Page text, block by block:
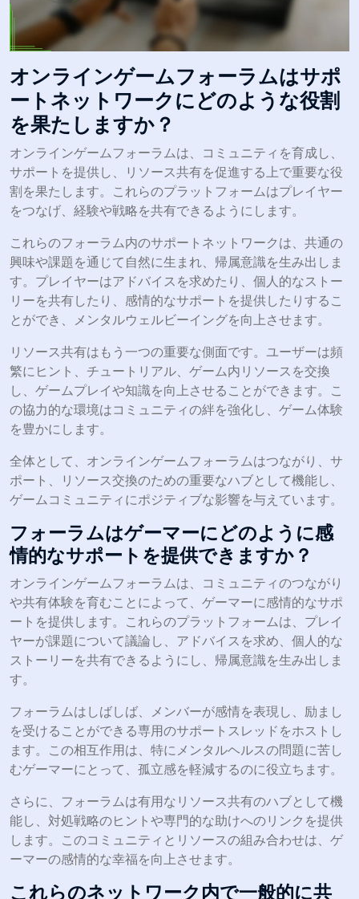
オンラインゲームフォーラムはサポ
ートネットワークにどのような役割
を果たしますか？
オンラインゲームフォーラムは、コミュニティを育成し、
サポートを提供し、リソース共有を促進する上で重要な役
割を果たします。これらのプラットフォームはプレイヤー
をつなげ、経験や戦略を共有できるようにします。
これらのフォーラム内のサポートネットワークは、共通の
興味や課題を通じて自然に生まれ、帰属意識を生み出しま
す。プレイヤーはアドバイスを求めたり、個人的なストー
リーを共有したり、感情的なサポートを提供したりするこ
とができ、メンタルウェルビーイングを向上させます。
リソース共有はもう一つの重要な側面です。ユーザーは頻
繁にヒント、チュートリアル、ゲーム内リソースを交換
し、ゲームプレイや知識を向上させることができます。こ
の協力的な環境はコミュニティの絆を強化し、ゲーム体験
を豊かにします。
全体として、オンラインゲームフォーラムはつながり、サ
ポート、リソース交換のための重要なハブとして機能し、
ゲームコミュニティにポジティブな影響を与えています。
フォーラムはゲーマーにどのように感
情的なサポートを提供できますか？
オンラインゲームフォーラムは、コミュニティのつながり
や共有体験を育むことによって、ゲーマーに感情的なサポ
ートを提供します。これらのプラットフォームは、プレイ
ヤーが課題について議論し、アドバイスを求め、個人的な
ストーリーを共有できるようにし、帰属意識を生み出しま
す。
フォーラムはしばしば、メンバーが感情を表現し、励まし
を受けることができる専用のサポートスレッドをホストし
ます。この相互作用は、特にメンタルヘルスの問題に苦し
むゲーマーにとって、孤立感を軽減するのに役立ちます。
さらに、フォーラムは有用なリソース共有のハブとして機
能し、対処戦略のヒントや専門的な助けへのリンクを提供
します。このコミュニティとリソースの組み合わせは、ゲ
ーマーの感情的な幸福を向上させます。
これらのネットワーク内で一般的に共